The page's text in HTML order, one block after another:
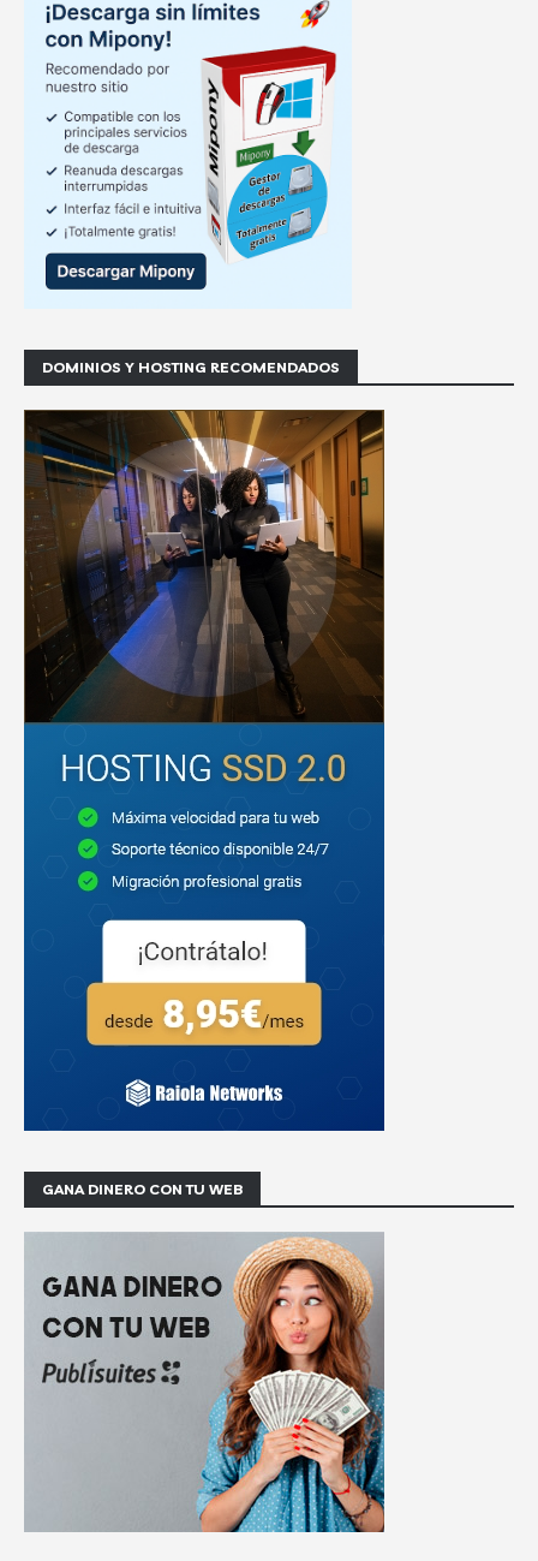
DOMINIOS Y HOSTING RECOMENDADOS
GANA DINERO CON TU WEB